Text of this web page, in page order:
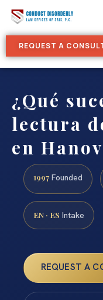
REQUEST A
¿Qué
lectura
en
1997 Founded
EN · ES Intake
REQUEST A